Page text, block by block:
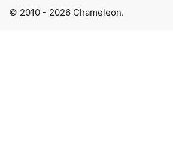
© 2010 - 2026 Chameleon.